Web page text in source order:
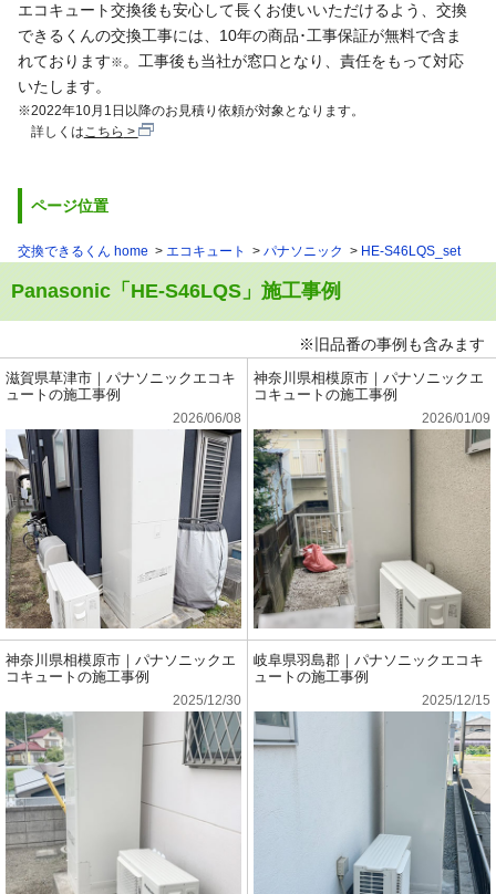
エコキュート交換後も安心して長くお使いいただけるよう、交換
できるくんの交換工事には、10年の商品･工事保証が無料で含ま
れております※。工事後も当社が窓口となり、責任をもって対応
いたします。
※2022年10月1日以降のお見積り依頼が対象となります。
詳しくは こちら
ページ位置
交換できるくん home エコキュート パナソニック HE-S46LQS_set
Panasonic「HE-S46LQS」施工事例
※旧品番の事例も含みます
滋賀県草津市｜パナソニックエコキ
ュートの施工事例
2026/06/08
神奈川県相模原市｜パナソニックエ
コキュートの施工事例
2026/01/09
神奈川県相模原市｜パナソニックエ
コキュートの施工事例
2025/12/30
岐阜県羽島郡｜パナソニックエコキ
ュートの施工事例
2025/12/15